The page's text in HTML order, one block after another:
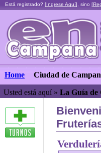
Está registrado? [Ingrese Aquí], sino [
Home Ciudad de
Usted está aquí » La Guía de